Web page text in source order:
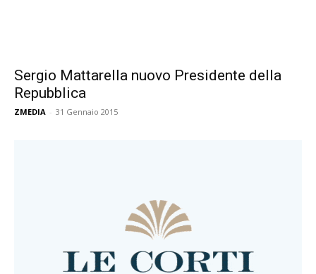
Sergio Mattarella nuovo Presidente della
Repubblica
ZMEDIA - 31 Gennaio 2015